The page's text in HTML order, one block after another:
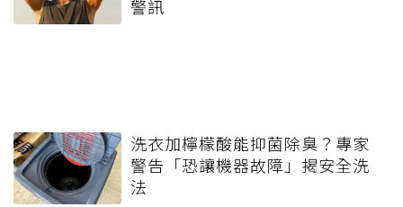
警訊
洗衣加檸檬酸能抑菌除臭？專家
警告「恐讓機器故障」揭安全洗
法